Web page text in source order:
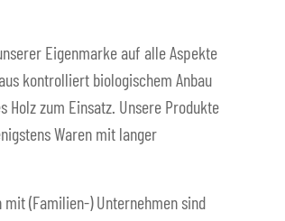
Eigenmarke auf alle Aspekte
kontrolliert biologischem Anbau
zum Einsatz. Unsere Produkte
Waren mit langer
(Familien-) Unternehmen sind